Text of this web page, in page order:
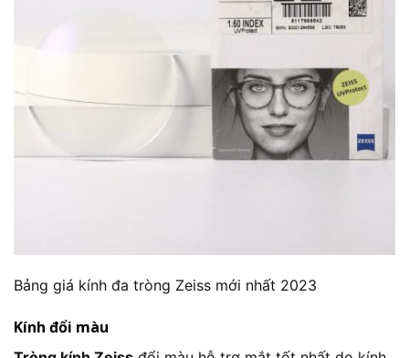
Bảng giá kính đa tròng Zeiss mới nhất 2023
Kính đổi màu